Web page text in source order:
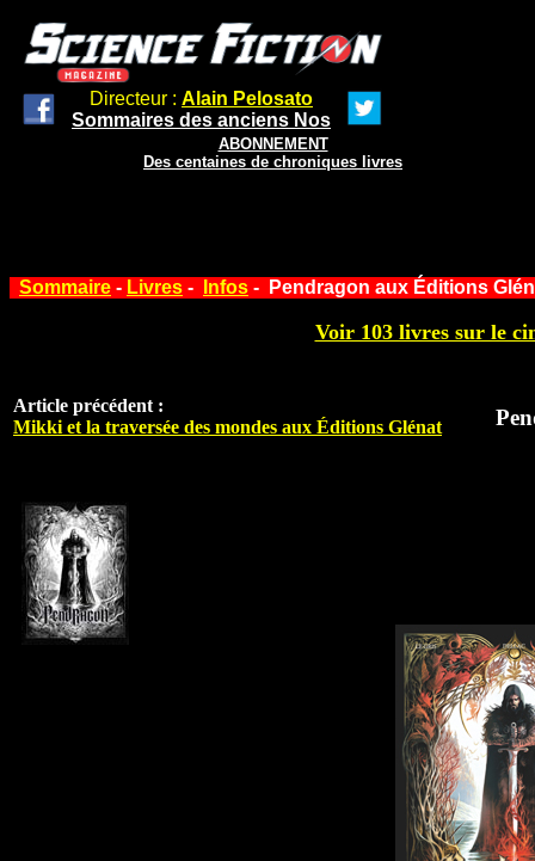
Directeur : Alain Pelosato
Sommaires des anciens Nos
ABONNEMENT
Des centaines de chroniques livres
Sommaire - Livres - Infos - Pendragon aux Éditions
Voir 103 livres sur le
Article précédent :
Mikki et la traversée des mondes aux Éditions Glénat